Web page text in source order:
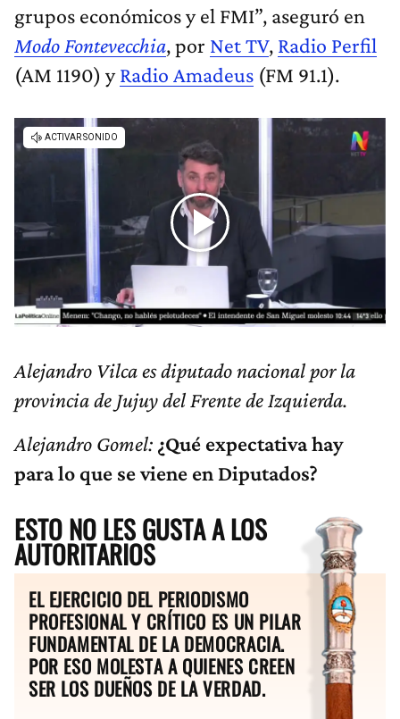
grupos económicos y el FMI”, aseguró en
Modo Fontevecchia, por Net TV, Radio Perfil
(AM 1190) yRadio Amadeus (FM 91.1).
Alejandro Vilca es diputado nacional por la
provincia de Jujuy del Frente de Izquierda.
Alejandro Gomel: ¿Qué expectativa hay
para lo que se viene en Diputados?
ESTO NO LES GUSTA A LOS
AUTORITARIOS
EL EJERCICIO DEL PERIODISMO
PROFESIONAL Y CRÍTICO ES UN PILAR
FUNDAMENTAL DE LA DEMOCRACIA.
POR ESO MOLESTA A QUIENES CREEN
SER LOS DUEÑOS DE LA VERDAD.